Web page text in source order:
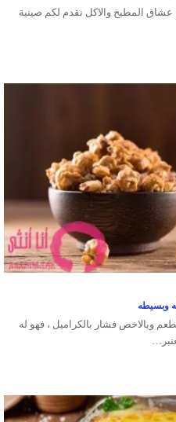
عشاق المطبخ والاكل نقدم لكم صينية
وبسيطه
وبالاخص فشار بالكراميل ، فهو له